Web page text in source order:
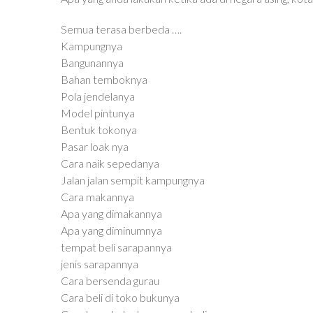
Semua terasa berbeda ….
Kampungnya
Bangunannya
Bahan temboknya
Pola jendelanya
Model pintunya
Bentuk tokonya
Pasar loak nya
Cara naik sepedanya
Jalan jalan sempit kampungnya
Cara makannya
Apa yang dimakannya
Apa yang diminumnya
tempat beli sarapannya
jenis sarapannya
Cara bersenda gurau
Cara beli di toko bukunya